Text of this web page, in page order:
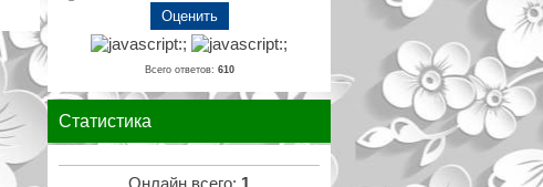
Всего ответов: 610
Статистика